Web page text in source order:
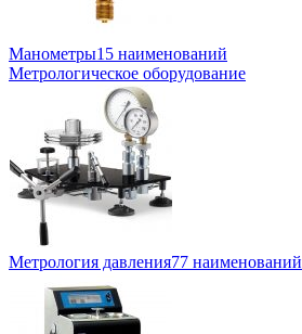
Манометры15 наименований
Метрологическое оборудование
Метрология давления77 наименований